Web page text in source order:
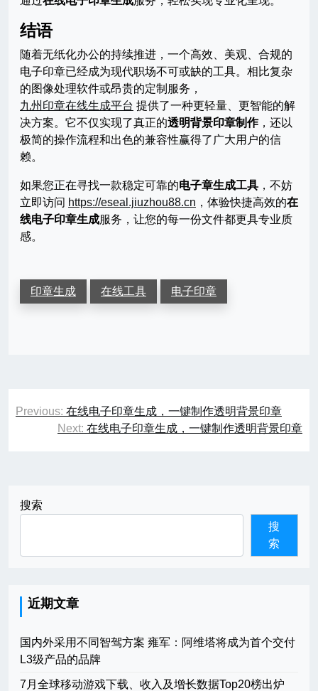
结语
随着无纸化办公的持续推进，一个高效、美观、合规的
电子印章已经成为现代职场不可或缺的工具。相比复杂
的图像处理软件或昂贵的定制服务，
九州印章在线生成平台 提供了一种更轻量、更智能的解
决方案。它不仅实现了真正的透明背景印章制作，还以
极简的操作流程和出色的兼容性赢得了广大用户的信
赖。
如果您正在寻找一款稳定可靠的电子章生成工具 ，不妨
立即访问 https://eseal.jiuzhou88.cn ，体验快捷高效的在
线电子印章生成服务，让您的每一份文件都更具专业质
感。
印章生成 在线工具 电子印章
文Previous: 在线电子印章生成，一键制作透明背景印章
Next: 在线电子印章生成，一键制作透明背景印章
搜索
搜
索
近期文章
国内外采用不同智驾方案 雍军：阿维塔将成为首个交付
L3级产品的品牌
7月全球移动游戏下载、收入及增长数据Top20榜出炉